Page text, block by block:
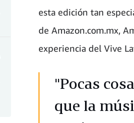
esta edición tan
de Amazon.com.mx,
experiencia del Vive
"Pocas
que la